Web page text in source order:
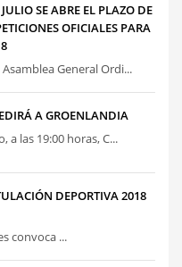
SE ABRE EL PLAZO DE
OFICIALES PARA
General Ordi...
A GROENLANDIA
a las 19:00 horas, C...
DEPORTIVA 2018
convoca ...